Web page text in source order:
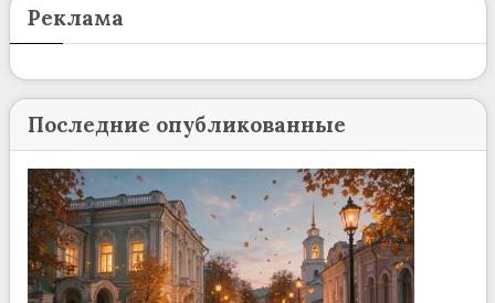
Реклама
Последние опубликованные